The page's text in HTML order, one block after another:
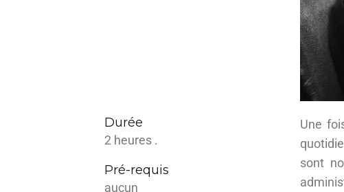
Durée
2 heures .
Pré-requis
aucun
Une
sont